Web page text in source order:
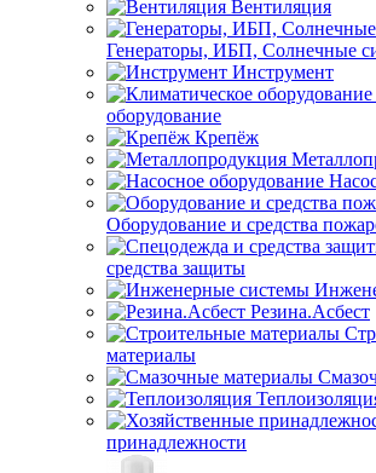
Вентиляция
Генераторы, ИБП, Солнечные
Инструмент
оборудование
Крепёж
Оборудование и средства
средства защиты
Резина.Асбест
материалы
принадлежности